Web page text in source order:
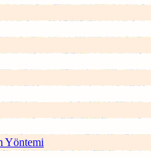
Yöntemi